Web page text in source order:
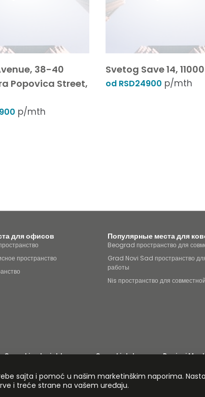
38-40
Popovica Street,
p/mth
Svetog Save 14, 11000
od RSD24900 p/mth
для офисов
пространство
Популярные места для
Beograd пространство для
Grad Novi Sad пространство
работы
Nis пространство для
Coworking Insights Coworkintel Davinci
sajta i pomoć u našim marketinškim naporima.
i treće strane na vašem uređaju.